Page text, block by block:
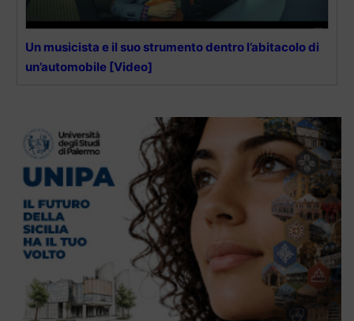
Un musicista e il suo strumento dentro l’abitacolo di
un’automobile [Video]